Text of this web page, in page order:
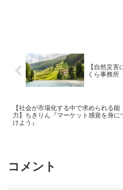
【自然災害
くら事務所
【社会が市場化する中で求められる能
力】ちきりん『マーケット感覚を身に
けよう』
コメント